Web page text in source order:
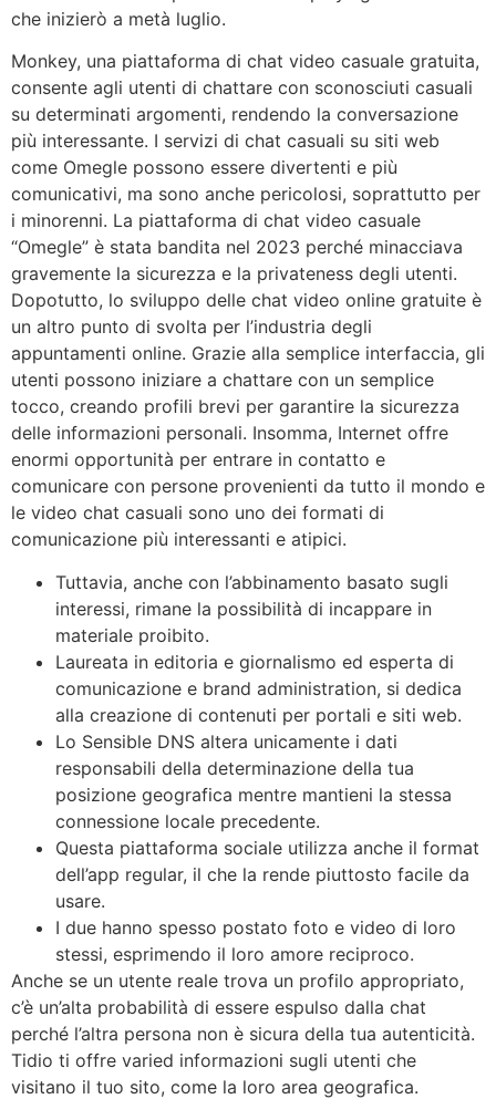
che inizierò a metà luglio.
Monkey, una piattaforma di chat video casuale gratuita,
consente agli utenti di chattare con sconosciuti casuali
su determinati argomenti, rendendo la conversazione
più interessante. I servizi di chat casuali su siti web
come Omegle possono essere divertenti e più
comunicativi, ma sono anche pericolosi, soprattutto per
i minorenni. La piattaforma di chat video casuale
“Omegle” è stata bandita nel 2023 perché minacciava
gravemente la sicurezza e la privateness degli utenti.
Dopotutto, lo sviluppo delle chat video online gratuite è
un altro punto di svolta per l’industria degli
appuntamenti online. Grazie alla semplice interfaccia, gli
utenti possono iniziare a chattare con un semplice
tocco, creando profili brevi per garantire la sicurezza
delle informazioni personali. Insomma, Internet offre
enormi opportunità per entrare in contatto e
comunicare con persone provenienti da tutto il mondo e
le video chat casuali sono uno dei formati di
comunicazione più interessanti e atipici.
Tuttavia, anche con l’abbinamento basato sugli
interessi, rimane la possibilità di incappare in
materiale proibito.
Laureata in editoria e giornalismo ed esperta di
comunicazione e brand administration, si dedica
alla creazione di contenuti per portali e siti web.
Lo Sensible DNS altera unicamente i dati
responsabili della determinazione della tua
posizione geografica mentre mantieni la stessa
connessione locale precedente.
Questa piattaforma sociale utilizza anche il format
dell’app regular, il che la rende piuttosto facile da
usare.
I due hanno spesso postato foto e video di loro
stessi, esprimendo il loro amore reciproco.
Anche se un utente reale trova un profilo appropriato,
c’è un’alta probabilità di essere espulso dalla chat
perché l’altra persona non è sicura della tua autenticità.
Tidio ti offre varied informazioni sugli utenti che
visitano il tuo sito, come la loro area geografica.